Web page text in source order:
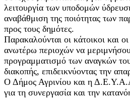
λειτουργία των υποδομών
αναβάθμιση της ποιότητας των
προς τους δημότες.
Παρακαλούνται οι κάτοικοι και
ανωτέρω περιοχών να
προγραμματισμό των αναγκών
διακοπής, επιδεικνύοντας την
Ο Δήμος Αγρινίου και η
για τη συνεργασία και την